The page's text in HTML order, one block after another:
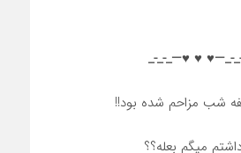
_-_-_—♥️ ♥️ ♥️—_-
شب مزاحم شده بود!!
میگم بعله؟؟